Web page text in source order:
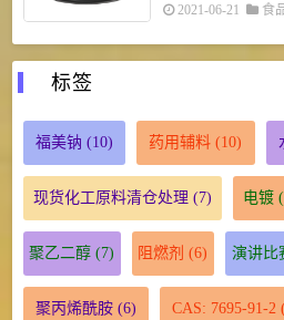
2021-06-21 食
标签
福美钠 (10) 药用辅料 (10)
现货化工原料清仓处理 (7) 电镀
聚乙二醇 (7) 阻燃剂 (6) 演讲比
聚丙烯酰胺(6) CAS: 7695-91-2